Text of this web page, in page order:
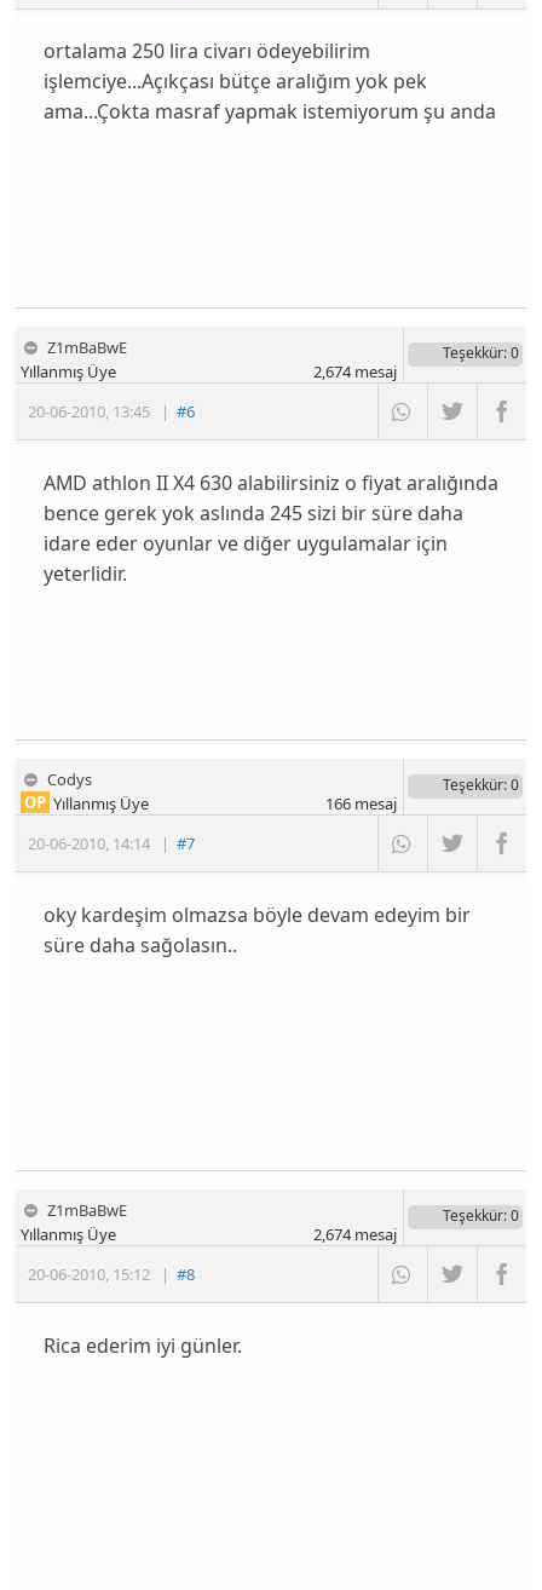
ortalama 250 lira civarı ödeyebilirim
işlemciye...Açıkçası bütçe aralığım yok pek
ama...Çokta masraf yapmak istemiyorum şu anda
Z1mBaBwE
20-06-2010, 13:45 |#6
Yıllanmış Üye
Teşekkür: 0
2,674mesaj
AMD athlon II X4 630 alabilirsiniz o fiyat aralığında
bence gerek yok aslında 245 sizi bir süre daha
idare eder oyunlar ve diğer uygulamalar için
yeterlidir.
Codys
20-06-2010, 14:14 |#7
OP Yıllanmış Üye
Teşekkür: 0
166mesaj
oky kardeşim olmazsa böyle devam edeyim bir
süre daha sağolasın..
Z1mBaBwE
20-06-2010, 15:12 |#8
Yıllanmış Üye
Teşekkür: 0
2,674mesaj
Rica ederim iyi günler.